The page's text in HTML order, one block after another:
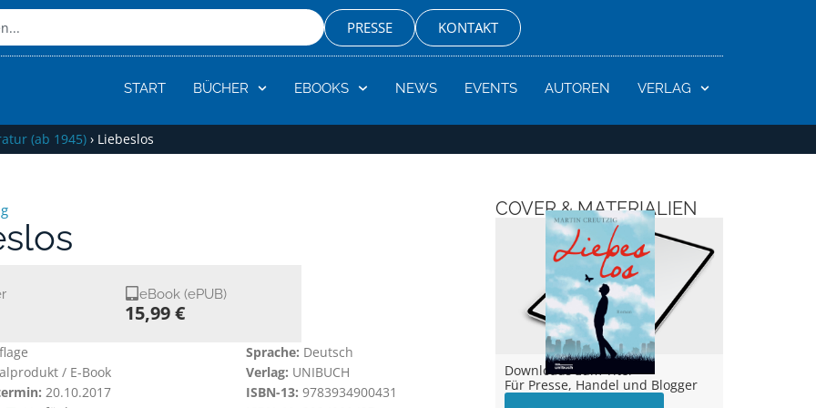
PRESSE KONTAKT
START BÜCHER EBOOKS NEWS EVENTS AUTOREN VERLAG
(ab 1945)› Liebeslos
eBook (ePUB)
15,99 €
/ E-Book
20.10.2017
Sprache: Deutsch
Verlag: UNIBUCH
ISBN-13: 9783934900431
COVER & MATERIALIEN
Downloads zum Titel –
Für Presse, Handel und Blogger